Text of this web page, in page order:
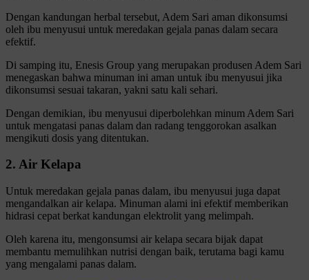
Dengan kandungan herbal tersebut, Adem Sari aman dikonsumsi
oleh ibu menyusui untuk meredakan gejala panas dalam secara
efektif.
Di samping itu, Enesis Group yang merupakan produsen Adem Sari
menegaskan bahwa minuman ini aman untuk ibu menyusui jika
dikonsumsi sesuai takaran, yakni satu kali sehari.
Dengan demikian, ibu menyusui diperbolehkan minum Adem Sari
untuk mengatasi panas dalam dan radang tenggorokan asalkan
mengikuti dosis yang ditentukan.
2. Air Kelapa
Untuk meredakan gejala panas dalam, ibu menyusui juga dapat
mengandalkan air kelapa. Minuman alami ini efektif memberikan
hidrasi cepat berkat kandungan elektrolit yang melimpah.
Oleh karena itu, mengonsumsi air kelapa secara bijak dapat
membantu memulihkan nutrisi dengan baik, terutama bagi kamu
yang mengalami panas dalam.